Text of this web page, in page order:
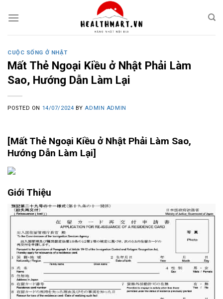
CUỘC SỐNG Ở NHẬT
Mất Thẻ Ngoại Kiều ở Nhật Phải Làm
Sao, Hướng Dẫn Làm Lại
POSTED ON 14/07/2024 BY ADMIN ADMIN
[Mất Thẻ Ngoại Kiều ở Nhật Phải Làm Sao,
Hướng Dẫn Làm Lại]
Giới Thiệu